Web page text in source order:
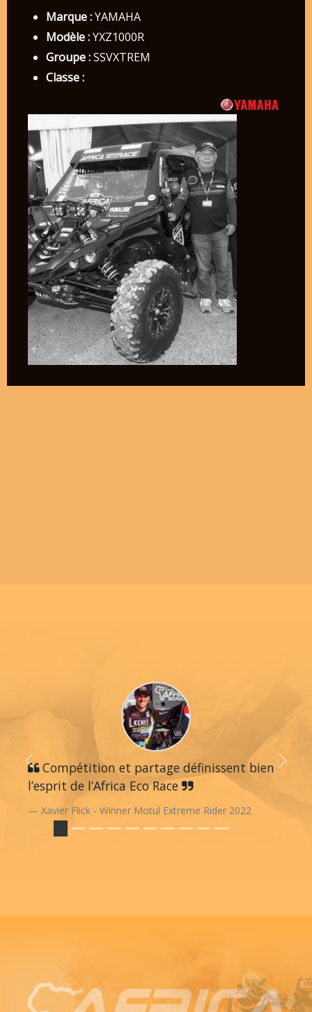
Marque :YAMAHA
Modèle :YXZ1000R
Groupe :SSVXTREM
Classe :
Compétition et partage définissent bien
l’esprit de l’Africa Eco Race
Xavier Flick - Winner Motul Extreme Rider 2022
Previous Next